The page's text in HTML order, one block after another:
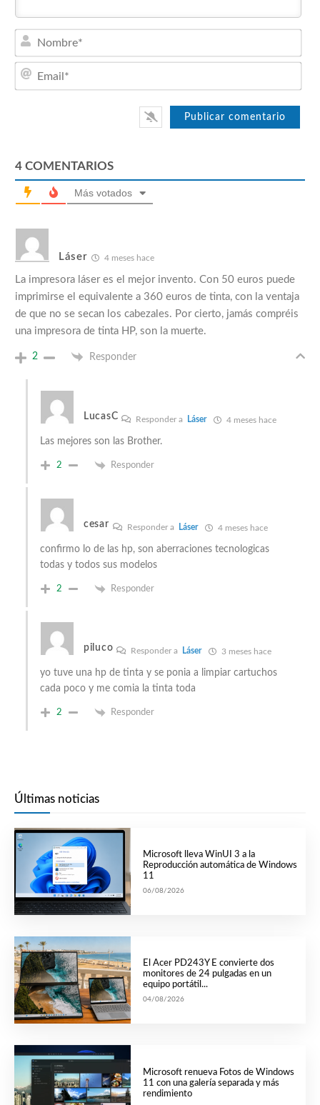
4 COMENTARIOS
Más votados
Láser 4 meses hace
La impresora láser es el mejor invento. Con 50 euros puede
imprimirse el equivalente a 360 euros de tinta, con la ventaja
de que no se secan los cabezales. Por cierto, jamás compréis
una impresora de tinta HP, son la muerte.
2 Responder
LucasC Responder a Láser 4 meses hace
Las mejores son las Brother.
2 Responder
cesar Responder a Láser 4 meses hace
confirmo lo de las hp, son aberraciones tecnologicas
todas y todos sus modelos
2 Responder
piluco Responder a Láser 3 meses hace
yo tuve una hp de tinta y se ponia a limpiar cartuchos
cada poco y me comia la tinta toda
2 Responder
Últimas noticias
Microsoft lleva WinUI 3 a la
Reproducción automática de Windows
11
06/08/2026
El Acer PD243Y E convierte dos
monitores de 24 pulgadas en un
equipo portátil...
04/08/2026
Microsoft renueva Fotos de Windows
11 con una galería separada y más
rendimiento